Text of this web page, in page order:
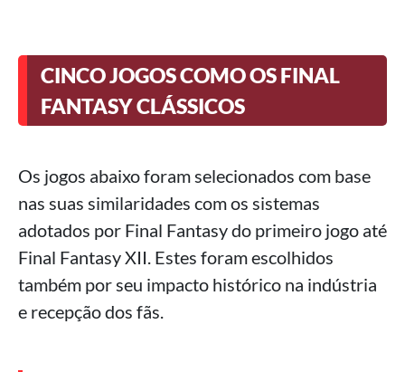
CINCO JOGOS COMO OS FINAL
FANTASY CLÁSSICOS
Os jogos abaixo foram selecionados com base
nas suas similaridades com os sistemas
adotados por Final Fantasy do primeiro jogo até
Final Fantasy XII. Estes foram escolhidos
também por seu impacto histórico na indústria
e recepção dos fãs.